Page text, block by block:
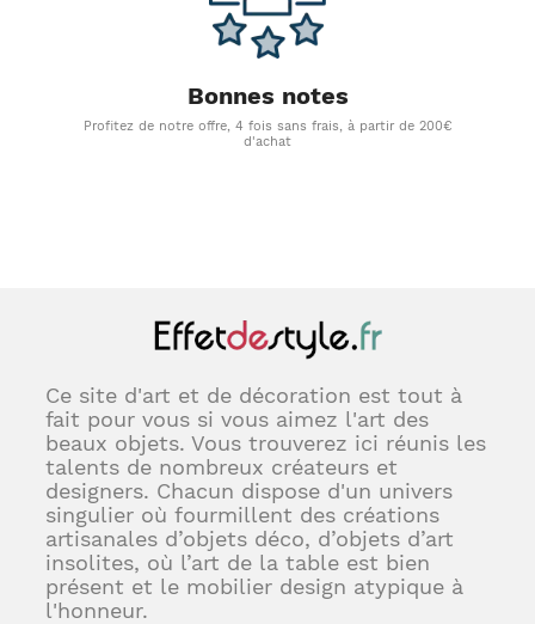
Bonnes notes
Profitez de notre offre, 4 fois sans frais, à partir de 200€
d'achat
Ce site d'art et de décoration est tout à
fait pour vous si vous aimez l'art des
beaux objets. Vous trouverez ici réunis les
talents de nombreux créateurs et
designers. Chacun dispose d'un univers
singulier où fourmillent des créations
artisanales d’objets déco, d’objets d’art
insolites, où l’art de la table est bien
présent et le mobilier design atypique à
l'honneur.